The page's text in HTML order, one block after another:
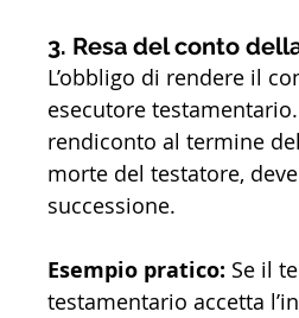
3. Resa del conto
L’obbligo di rendere il
esecutore
rendiconto al termine
morte del testatore,
successione.
Esempio pratico: Se il
testamentario accetta